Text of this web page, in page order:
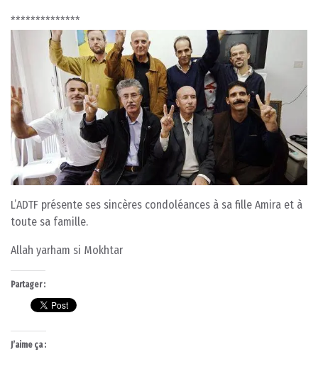
**************
L’ADTF présente ses sincères condoléances à sa fille Amira et à
toute sa famille.
Allah yarham si Mokhtar
Partager :
J’aime ça :